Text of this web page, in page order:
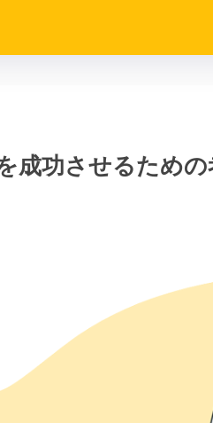
成功させるため